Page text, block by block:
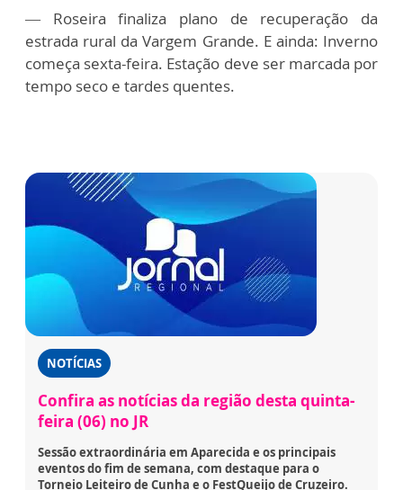
— Roseira finaliza plano de recuperação da
estrada rural da Vargem Grande. E ainda: Inverno
começa sexta-feira. Estação deve ser marcada por
tempo seco e tardes quentes.
NOTÍCIAS
Confira as notícias da região desta quinta-
feira (06) no JR
Sessão extraordinária em Aparecida e os principais
eventos do fim de semana, com destaque para o
Torneio Leiteiro de Cunha e o FestQueijo de Cruzeiro.